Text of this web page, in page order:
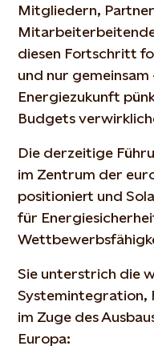
Mitgliedern,
diesen Fortschritt
und nur
Energiezukunft
Budgets
Die derzeitige
im Zentrum der
positioniert und
für
Sie unterstrich die
Systemintegration,
im Zuge des
Europa: